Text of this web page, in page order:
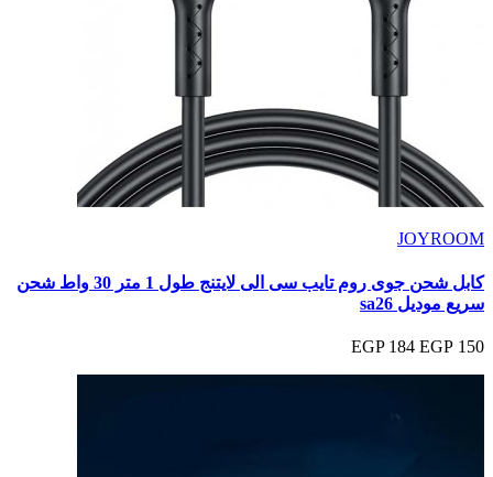
JOYROOM
كابل شحن جوى روم تايب سى الى لايتنج طول 1 متر 30 واط شحن
سريع موديل sa26
150 EGP
184 EGP